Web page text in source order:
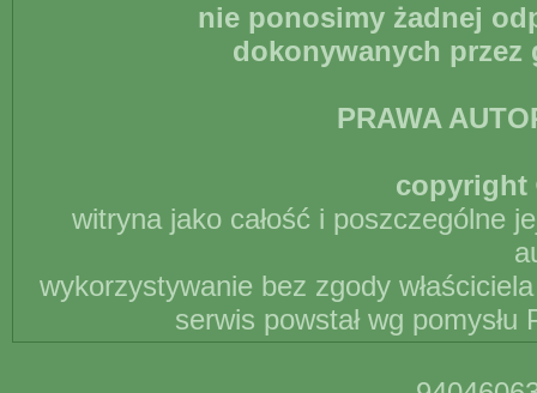
nie ponosimy żadnej
dokonywanych
PRAWA
copyright
witryna jako całość i poszczególne
wykorzystywanie bez zgody
serwis powstał wg